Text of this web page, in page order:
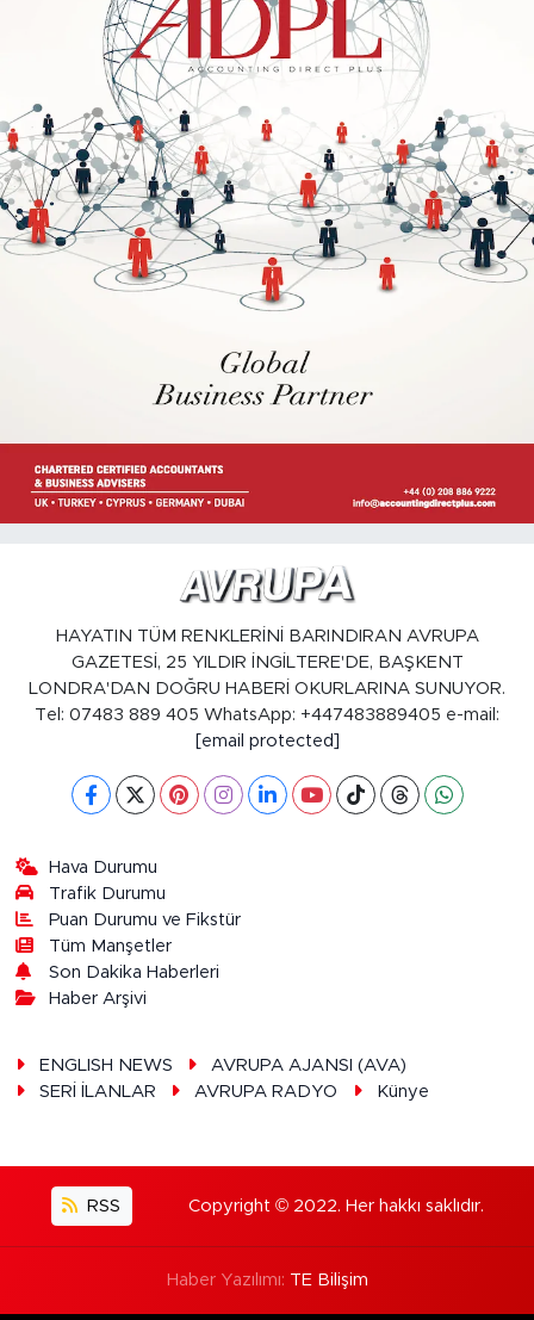
HAYATIN TÜM RENKLERİNİ BARINDIRAN AVRUPA
GAZETESİ, 25 YILDIR İNGİLTERE'DE, BAŞKENT
LONDRA'DAN DOĞRU HABERİ OKURLARINA SUNUYOR.
Tel: 07483 889 405 WhatsApp: +447483889405 e-mail:
[email protected]
Hava Durumu
Trafik Durumu
Puan Durumu ve Fikstür
Tüm Manşetler
Son Dakika Haberleri
Haber Arşivi
ENGLISH NEWS
AVRUPA AJANSI (AVA)
SERİ İLANLAR
AVRUPA RADYO Künye
RSS Copyright © 2022. Her hakkı saklıdır.
Haber Yazılımı: TE Bilişim